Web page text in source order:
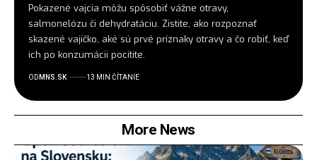
Pokazené vajcia môžu spôsobiť vážne otravy,
salmonelózu či dehydratáciu. Zistite, ako rozpoznať
skazené vajíčko, aké sú prvé príznaky otravy a čo robiť, keď
ich po konzumácii pocítite.
OD MNS.SK 13 MIN ČÍTANIE
More News